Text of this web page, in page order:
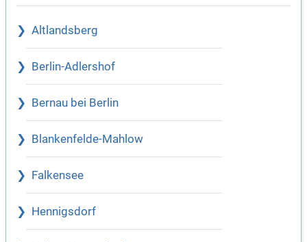
Altlandsberg
Berlin-Adlershof
Bernau bei Berlin
Blankenfelde-Mahlow
Falkensee
Hennigsdorf